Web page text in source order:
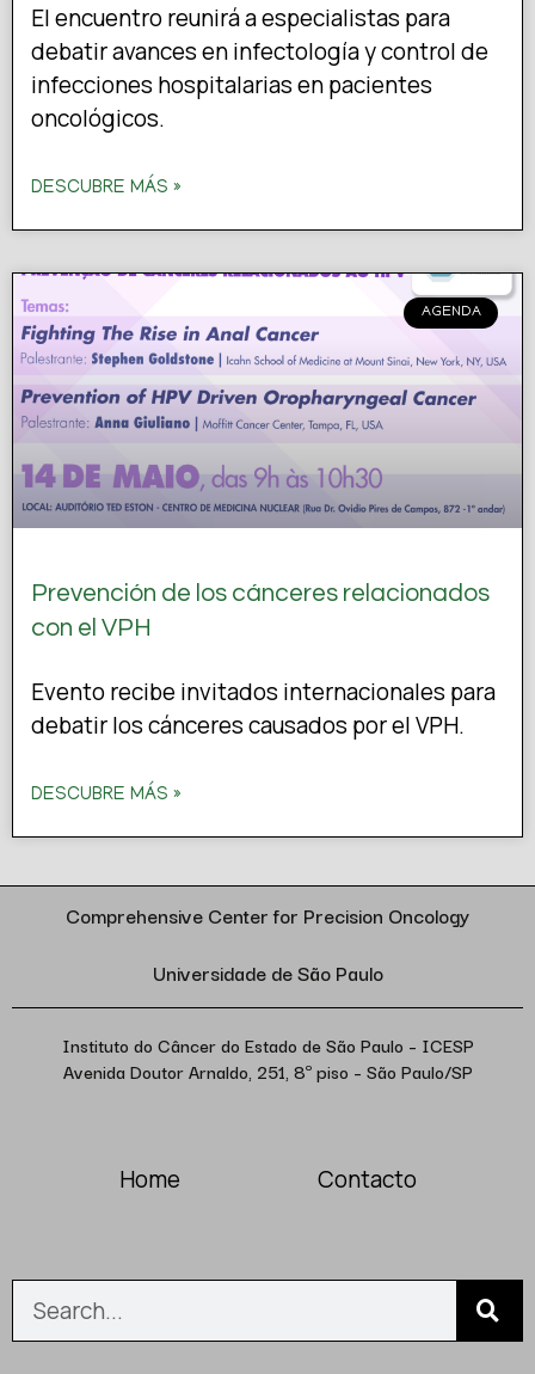
El encuentro reunirá a especialistas para
debatir avances en infectología y control de
infecciones hospitalarias en pacientes
oncológicos.
DESCUBRE MÁS »
AGENDA
Prevención de los cánceres relacionados
con el VPH
Evento recibe invitados internacionales para
debatir los cánceres causados por el VPH.
DESCUBRE MÁS »
Comprehensive Center for Precision Oncology
Universidade de São Paulo
Instituto do Câncer do Estado de São Paulo – ICESP
Avenida Doutor Arnaldo, 251, 8º piso – São Paulo/SP
Home Contacto